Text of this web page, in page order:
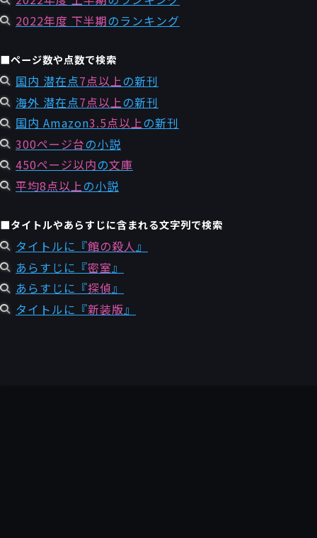
2022年度 下半期のランキング
■ページ数や点数で検索
国内 潜在点7点以上の新刊
海外 潜在点7点以上の新刊
国内 Amazon3.5点以上の新刊
300ページ台の小説
450ページ以内の文庫
平均8点以上の小説
■タイトルやあらすじに含まれる文字列で検索
タイトルに『館の殺人』
あらすじに『密室 』
あらすじに『探偵』
タイトルに『新装版』